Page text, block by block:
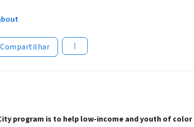
Compartilhar
program is to help low-income and youth of